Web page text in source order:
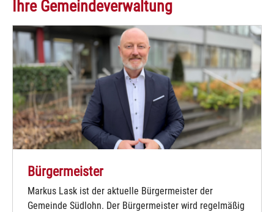
Ihre Gemeindeverwaltung
Bürgermeister
Markus Lask ist der aktuelle Bürgermeister der
Gemeinde Südlohn. Der Bürgermeister wird regelmäßig